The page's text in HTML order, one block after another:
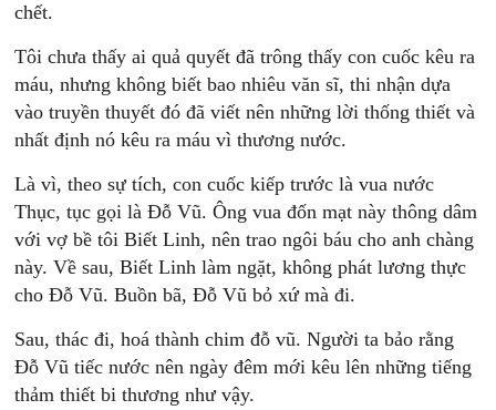
chết.
Tôi chưa thấy ai quả quyết đã trông thấy con cuốc kêu ra
máu, nhưng không biết bao nhiêu văn sĩ, thi nhận dựa
vào truyền thuyết đó đã viết nên những lời thống thiết và
nhất định nó kêu ra máu vì thương nước.
Là vì, theo sự tích, con cuốc kiếp trước là vua nước
Thục, tục gọi là Đỗ Vũ. Ông vua đốn mạt này thông dâm
với vợ bề tôi Biết Linh, nên trao ngôi báu cho anh chàng
này. Về sau, Biết Linh làm ngặt, không phát lương thực
cho Đỗ Vũ. Buồn bã, Đỗ Vũ bỏ xứ mà đi.
Sau, thác đi, hoá thành chim đỗ vũ. Người ta bảo rằng
Đỗ Vũ tiếc nước nên ngày đêm mới kêu lên những tiếng
thảm thiết bi thương như vậy.